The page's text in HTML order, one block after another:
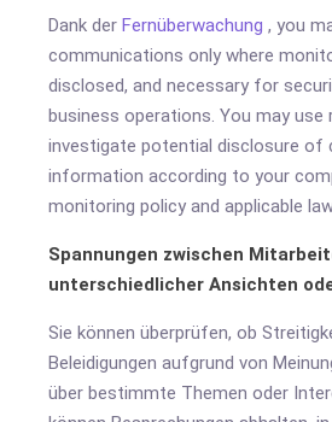
Dank derFernüberwachung , you
communications only where
disclosed, and necessary for
business operations. You may
investigate potential disclosure of
information according to your
monitoring policy and applicable
Spannungen zwischen
unterschiedlicher Ansichten
Sie können überprüfen, ob
Beleidigungen aufgrund von
über bestimmte Themen oder